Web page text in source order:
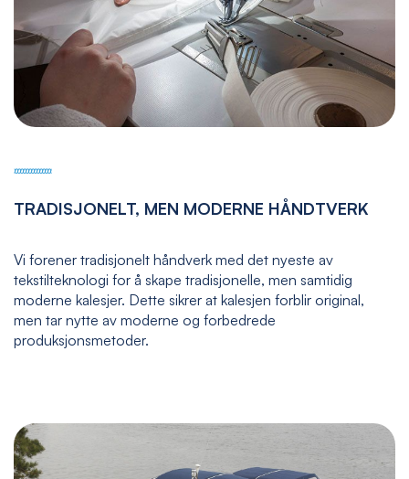
TRADISJONELT, MEN MODERNE HÅNDTVERK
Vi forener tradisjonelt håndverk med det nyeste av
tekstilteknologi for å skape tradisjonelle, men samtidig
moderne kalesjer. Dette sikrer at kalesjen forblir original,
men tar nytte av moderne og forbedrede
produksjonsmetoder.